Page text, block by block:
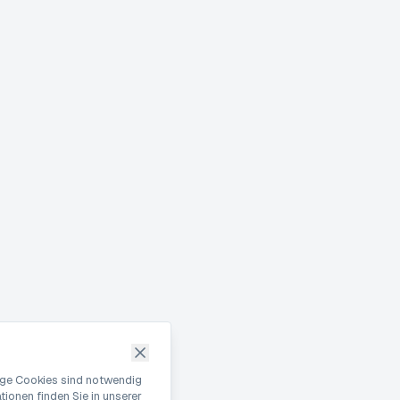
Cookies sind notwendig
finden Sie in unserer